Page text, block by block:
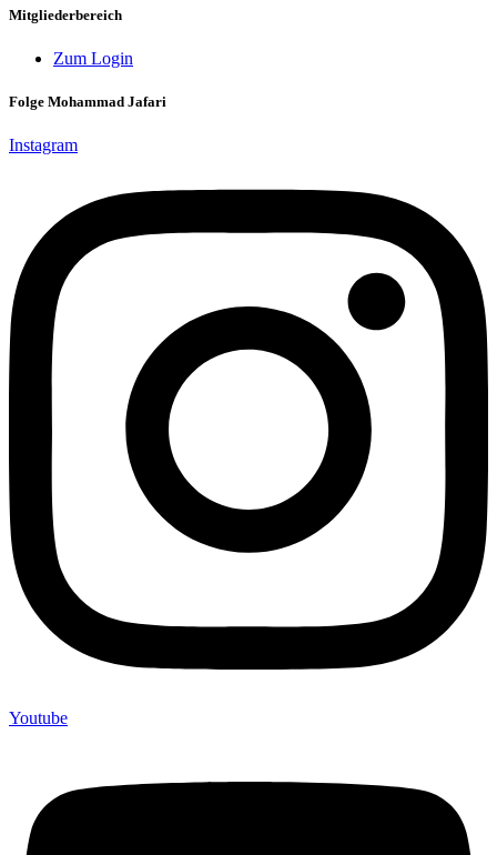
Mitgliederbereich
Zum Login
Folge Mohammad Jafari
Instagram
Youtube